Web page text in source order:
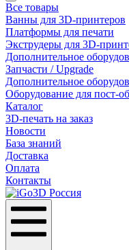
Все товары
Ванны для 3D-принтеров
Платформы для печати
Экструдеры для 3D-
Дополнительное
Запчасти / Upgrade
Дополнительное
Оборудование для пост-
Каталог
3D-печать на заказ
Новости
База знаний
Доставка
Оплата
Контакты